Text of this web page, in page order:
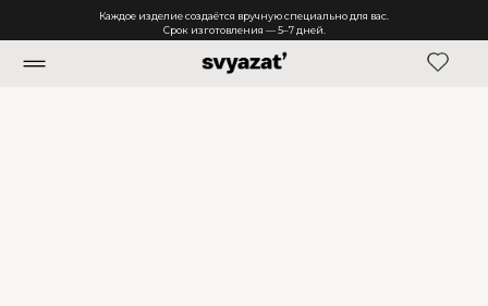
Каждое изделие создаётся вручную специально для вас.
Срок изготовления — 5–7 дней.